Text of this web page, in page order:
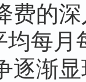
费的
均每
逐渐